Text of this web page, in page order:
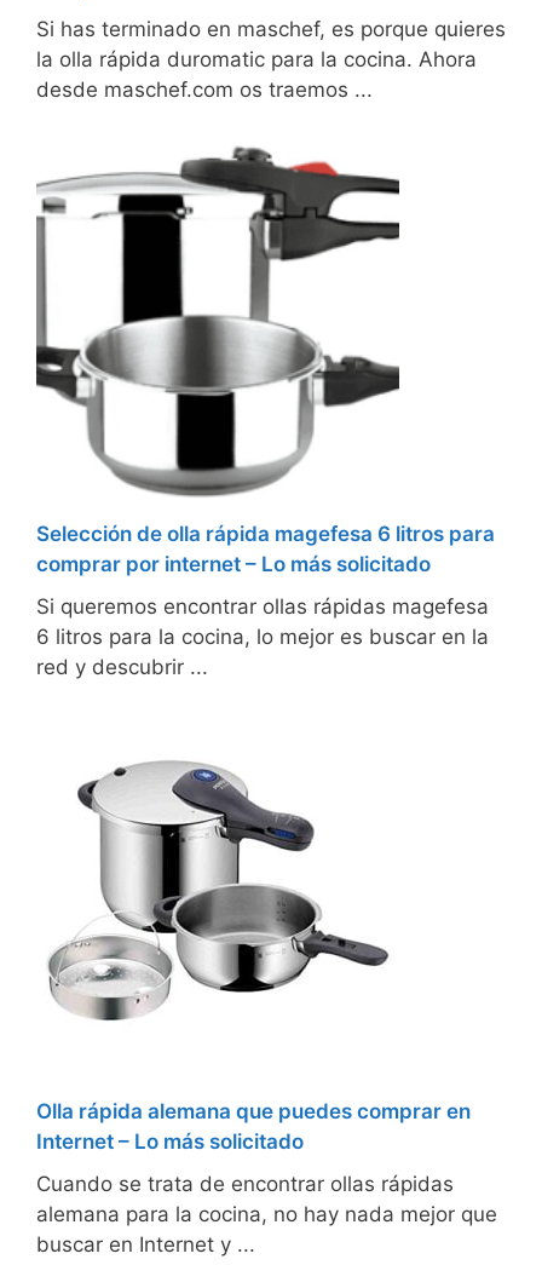
Si has terminado en maschef, es porque quieres
la olla rápida duromatic para la cocina. Ahora
desde maschef.com os traemos ...
Selección de olla rápida magefesa 6 litros para
comprar por internet – Lo más solicitado
Si queremos encontrar ollas rápidas magefesa
6 litros para la cocina, lo mejor es buscar en la
red y descubrir ...
Olla rápida alemana que puedes comprar en
Internet – Lo más solicitado
Cuando se trata de encontrar ollas rápidas
alemana para la cocina, no hay nada mejor que
buscar en Internet y ...